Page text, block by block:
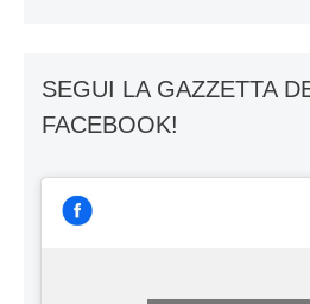
SEGUI LA GAZZETTA
FACEBOOK!